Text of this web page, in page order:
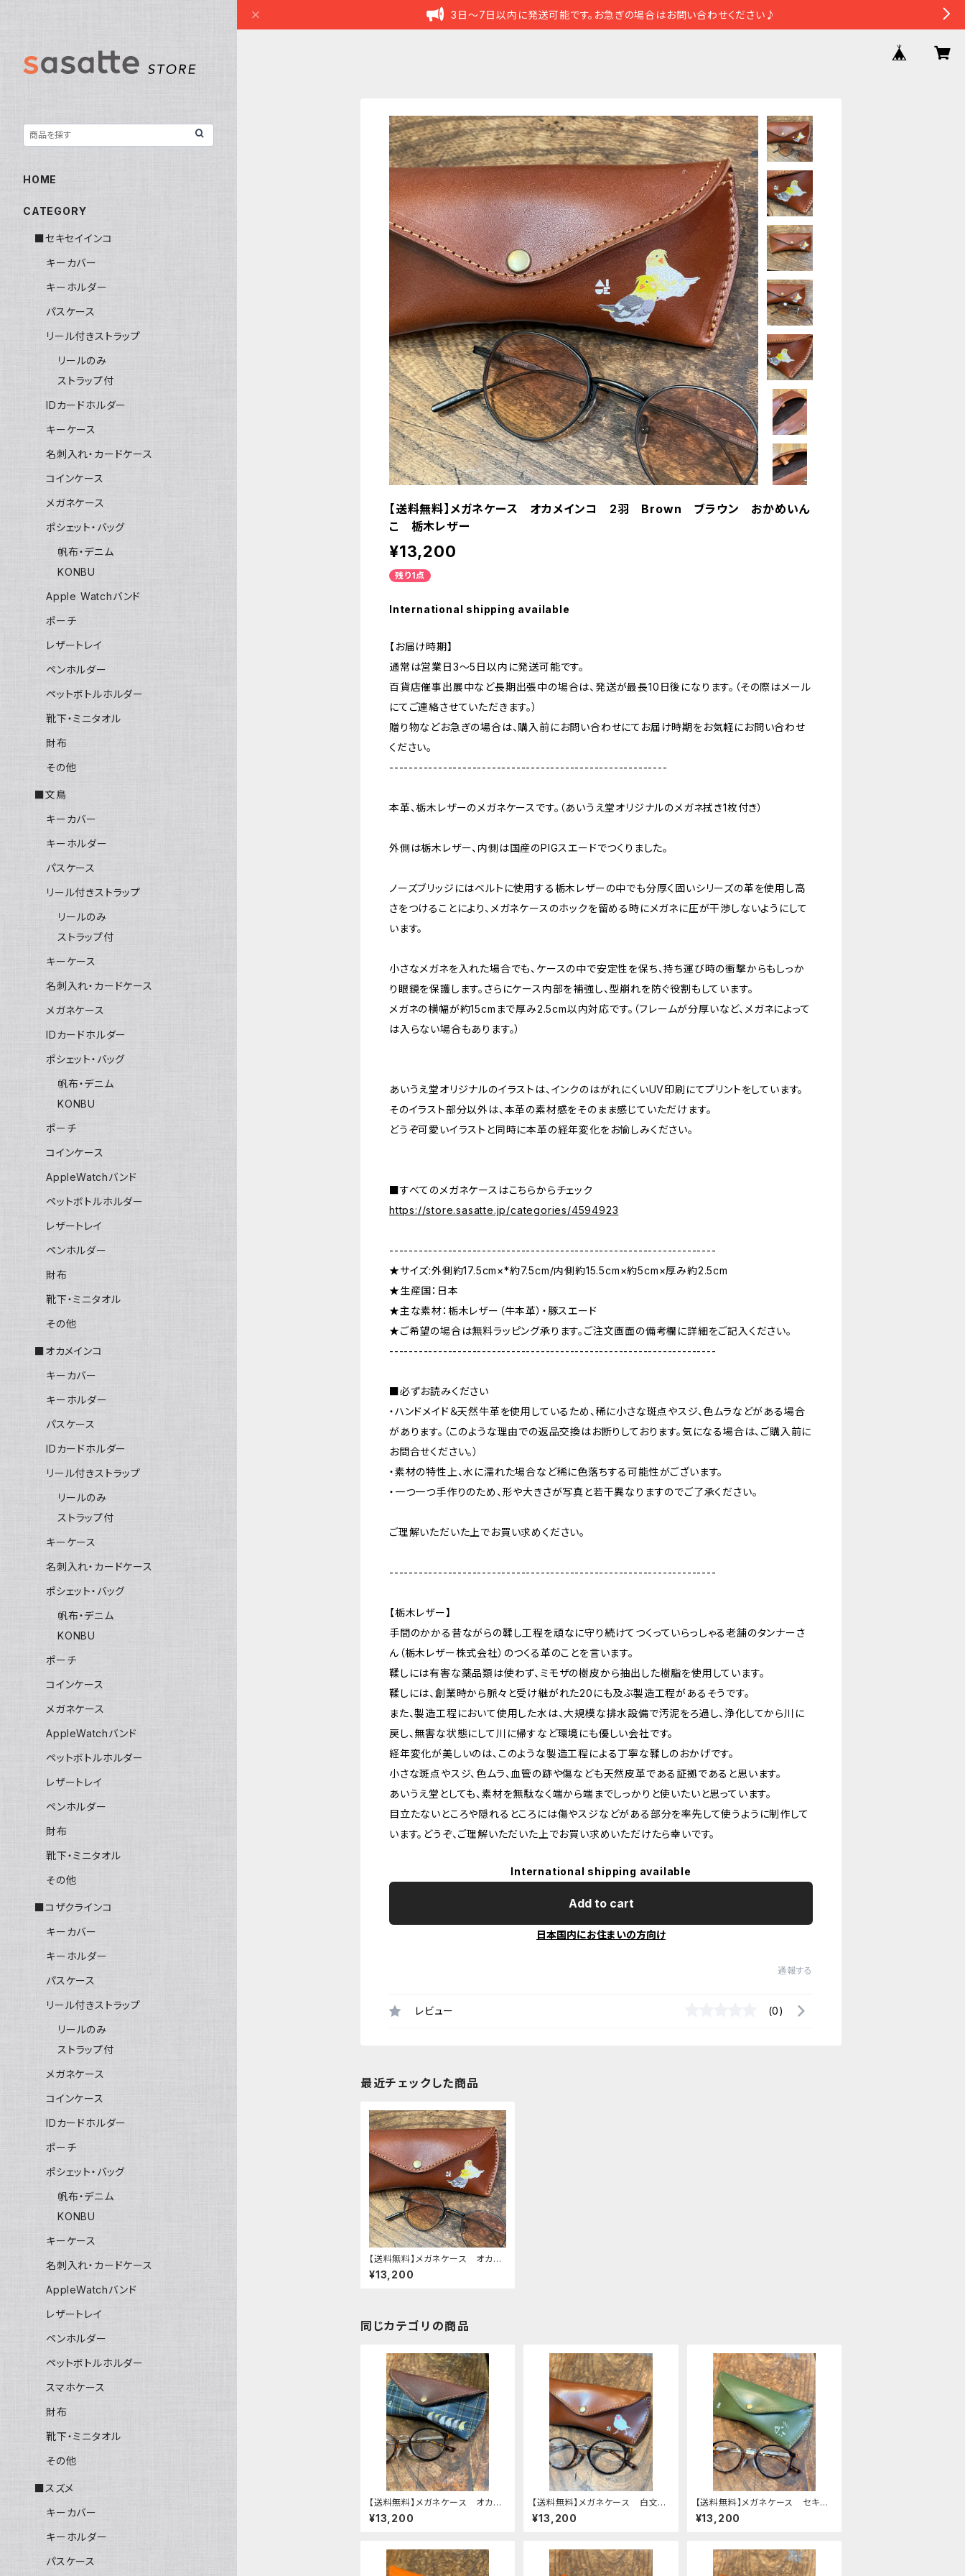
3日～7日以内に発送可能です。お急ぎの場合はお問い合わせください♪
【送料無料】メガネケース オカメインコ 2羽 Brown ブラウン おかめいん
こ 栃木レザー
¥13,200
残り1点
International shipping available
【お届け時期】
通常は営業日3〜5日以内に発送可能です。
百貨店催事出展中など長期出張中の場合は、発送が最長10日後になります。（その際はメール
にてご連絡させていただきます。）
贈り物などお急ぎの場合は、購入前にお問い合わせにてお届け時期をお気軽にお問い合わせ
ください。
---------------------------------------------------------
本革、栃木レザーのメガネケースです。（あいうえ堂オリジナルのメガネ拭き1枚付き）
外側は栃木レザー、内側は国産のPIGスエードでつくりました。
ノーズブリッジにはベルトに使用する栃木レザーの中でも分厚く固いシリーズの革を使用し高
さをつけることにより、メガネケースのホックを留める時にメガネに圧が干渉しないようにして
います。
小さなメガネを入れた場合でも、ケースの中で安定性を保ち、持ち運び時の衝撃からもしっか
り眼鏡を保護します。さらにケース内部を補強し、型崩れを防ぐ役割もしています。
メガネの横幅が約15cmまで厚み2.5cm以内対応です。（フレームが分厚いなど、メガネによって
は入らない場合もあります。）
あいうえ堂オリジナルのイラストは、インクのはがれにくいUV印刷にてプリントをしています。
そのイラスト部分以外は、本革の素材感をそのまま感じていただけます。
どうぞ可愛いイラストと同時に本革の経年変化をお愉しみください。
■すべてのメガネケースはこちらからチェック
https://store.sasatte.jp/categories/4594923
-------------------------------------------------------------------
★サイズ:外側約17.5cm×*約7.5cm/内側約15.5cm×約5cm×厚み約2.5cm
★生産国：日本
★主な素材：栃木レザー（牛本革）・豚スエード
★ご希望の場合は無料ラッピング承ります。ご注文画面の備考欄に詳細をご記入ください。
-------------------------------------------------------------------
■必ずお読みください
・ハンドメイド＆天然牛革を使用しているため、稀に小さな斑点やスジ、色ムラなどがある場合
があります。（このような理由での返品交換はお断りしております。気になる場合は、ご購入前に
お問合せください。）
・素材の特性上、水に濡れた場合など稀に色落ちする可能性がございます。
・一つ一つ手作りのため、形や大きさが写真と若干異なりますのでご了承ください。
ご理解いただいた上でお買い求めください。
-------------------------------------------------------------------
【栃木レザー】
手間のかかる昔ながらの鞣し工程を頑なに守り続けてつくっていらっしゃる老舗のタンナーさ
ん（栃木レザー株式会社）のつくる革のことを言います。
鞣しには有害な薬品類は使わず、ミモザの樹皮から抽出した樹脂を使用しています。
鞣しには、創業時から脈々と受け継がれた20にも及ぶ製造工程があるそうです。
また、製造工程において使用した水は、大規模な排水設備で汚泥をろ過し、浄化してから川に
戻し、無害な状態にして川に帰すなど環境にも優しい会社です。
経年変化が美しいのは、このような製造工程による丁寧な鞣しのおかげです。
小さな斑点やスジ、色ムラ、血管の跡や傷なども天然皮革である証拠であると思います。
あいうえ堂としても、素材を無駄なく端から端までしっかりと使いたいと思っています。
目立たないところや隠れるところには傷やスジなどがある部分を率先して使うように制作して
います。どうぞ、ご理解いただいた上でお買い求めいただけたら幸いです。
International shipping available
Add to cart
日本国内にお住まいの方向け
通報する
レビュー (0)
最近チェックした商品
【送料無料】メガネケース オカメ
インコ 2羽 Brown ブラウ
ン おかめいんこ 栃木レザー
¥13,200
同じカテゴリの商品
【送料無料】メガネケース オカメ
インコ ぽわん シリーズ ネイ
ビー タータンチェック 栃木レザ
¥13,200
【送料無料】メガネケース 白文
鳥 Brown ブラウン 文鳥 ぶ
んちょう 栃木レザー
¥13,200
【送料無料】メガネケース セキセ
イインコ モノトーン Green
グリーン せきせいいんこ 栃木
¥13,200
HOME
CATEGORY
■セキセイインコ
キーカバー
キーホルダー
パスケース
リール付きストラップ
リールのみ
ストラップ付
IDカードホルダー
キーケース
名刺入れ・カードケース
コインケース
メガネケース
ポシェット・バッグ
帆布・デニム
KONBU
Apple Watchバンド
ポーチ
レザートレイ
ペンホルダー
ペットボトルホルダー
靴下・ミニタオル
財布
その他
■文鳥
キーカバー
キーホルダー
パスケース
リール付きストラップ
リールのみ
ストラップ付
キーケース
名刺入れ・カードケース
メガネケース
IDカードホルダー
ポシェット・バッグ
帆布・デニム
KONBU
ポーチ
コインケース
AppleWatchバンド
ペットボトルホルダー
レザートレイ
ペンホルダー
財布
靴下・ミニタオル
その他
■オカメインコ
キーカバー
キーホルダー
パスケース
IDカードホルダー
リール付きストラップ
リールのみ
ストラップ付
キーケース
名刺入れ・カードケース
ポシェット・バッグ
帆布・デニム
KONBU
ポーチ
コインケース
メガネケース
AppleWatchバンド
ペットボトルホルダー
レザートレイ
ペンホルダー
財布
靴下・ミニタオル
その他
■コザクラインコ
キーカバー
キーホルダー
パスケース
リール付きストラップ
リールのみ
ストラップ付
メガネケース
コインケース
IDカードホルダー
ポーチ
ポシェット・バッグ
帆布・デニム
KONBU
キーケース
名刺入れ・カードケース
AppleWatchバンド
レザートレイ
ペンホルダー
ペットボトルホルダー
スマホケース
財布
靴下・ミニタオル
その他
■スズメ
キーカバー
キーホルダー
パスケース